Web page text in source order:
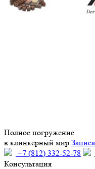
Полное погружение
в клинкерный мир
+7 (812) 332-52-78
Консультация